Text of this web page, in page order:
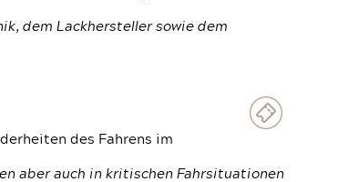
dem Lackhersteller sowie dem
des Fahrens im
aber auch in kritischen Fahrsituationen